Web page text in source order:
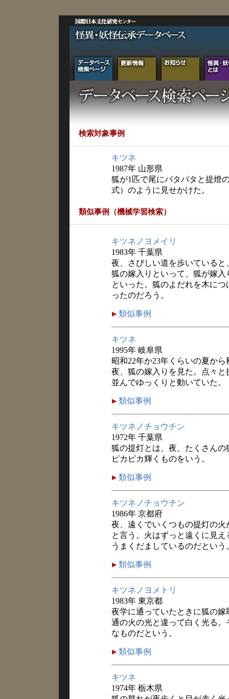
検索対象事例
キツネ
1987年 山形県
狐が1匹で尾にパタパタと提燈
式）のように見せかけた。
類似事例（機械学習検索）
キツネノヨメイリ
1983年 千葉県
夜、さびしい道を歩いている
狐の嫁入りといって、狐が嫁
といった。狐のよだれを木に
ったのだろう。
類似事例
キツネ
1995年 岐阜県
昭和22年か23年くらいの夏か
夜、狐の嫁入りを見た。点々
並んでゆっくりと動いていた。
類似事例
キツネノチョウチン
1972年 千葉県
狐の提灯とは、夜、たくさん
ピカピカ輝くものをいう。
類似事例
キツネノチョウチン
1986年 京都府
夜、遠くでいくつもの提灯の
と言う。火はずっと遠くに見
うまくだましているのだという
類似事例
キツネノヨメトリ
1983年 東京都
夜学に通っていたときに狐の
通の火の光と違って白く光る
なものだという。
類似事例
キツネ
1974年 栃木県